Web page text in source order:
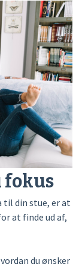
fokus
til din stue, er at
at finde ud af,
du ønsker